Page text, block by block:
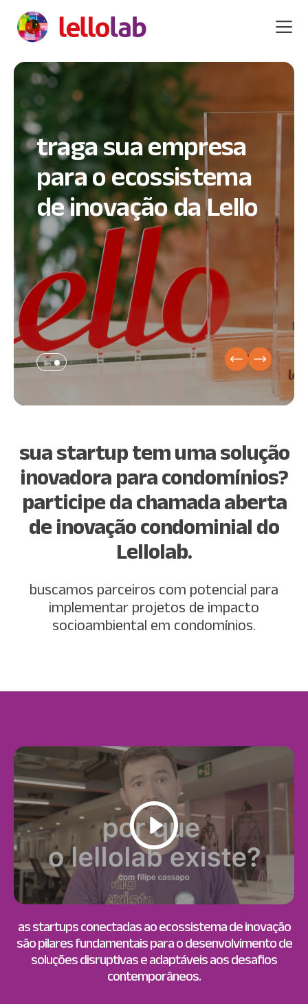
content
networking e espaço
para prototipação
traga sua empresa
para o ecossistema
de inovação da Lello
sua startup tem uma solução
inovadora para condomínios?
participe da chamada aberta
de inovação condominial do
Lellolab.
buscamos parceiros com potencial para
implementar projetos de impacto
socioambiental em condomínios.
as startups conectadas ao ecossistema de inovação
são pilares fundamentais para o desenvolvimento de
soluções disruptivas e adaptáveis aos desafios
contemporâneos.